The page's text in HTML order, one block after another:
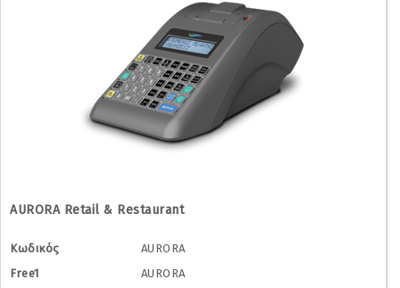
AURORA Retail & Restaurant
Κωδικός
AURORA
Free1
AURORA